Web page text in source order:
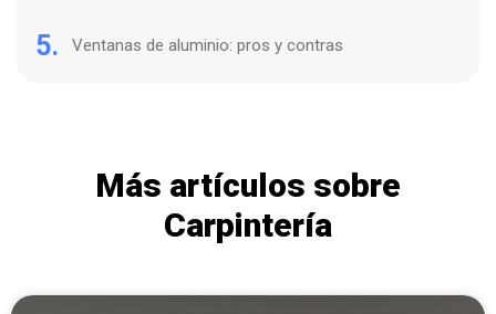
5. Ventanas de aluminio: pros y contras
Más artículos sobre
Carpintería